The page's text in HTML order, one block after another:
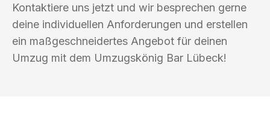
Kontaktiere uns jetzt und wir besprechen gerne
deine individuellen Anforderungen und erstellen
ein maßgeschneidertes Angebot für deinen
Umzug mit dem Umzugskönig Bar Lübeck!